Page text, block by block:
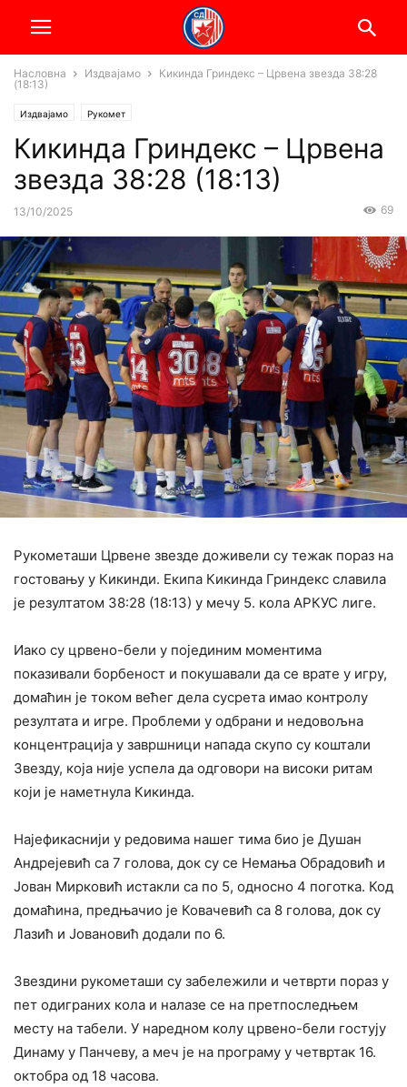
Насловна Издвајамо
Кикинда Гриндекс – Црвена звезда 38:28
(18:13)
Издвајамо Рукомет
Кикинда Гриндекс – Црвена
звезда 38:28 (18:13)
13/10/2025 69
Рукометаши Црвене звезде доживели су тежак пораз на
гостовању у Кикинди. Екипа Кикинда Гриндекс славила
је резултатом 38:28 (18:13) у мечу 5. кола АРКУС лиге.
Иако су црвено-бели у појединим моментима
показивали борбеност и покушавали да се врате у игру,
домаћин је током већег дела сусрета имао контролу
резултата и игре. Проблеми у одбрани и недовољна
концентрација у завршници напада скупо су коштали
Звезду, која није успела да одговори на високи ритам
који је наметнула Кикинда.
Најефикаснији у редовима нашег тима био је Душан
Андрејевић са 7 голова, док су се Немања Обрадовић и
Јован Мирковић истакли са по 5, односно 4 поготка. Код
домаћина, предњачио је Ковачевић са 8 голова, док су
Лазић и Јовановић додали по 6.
Звездини рукометаши су забележили и четврти пораз у
пет одиграних кола и налазе се на претпоследњем
месту на табели. У наредном колу црвено-бели гостују
Динаму у Панчеву, а меч је на програму у четвртак 16.
октобра од 18 часова.